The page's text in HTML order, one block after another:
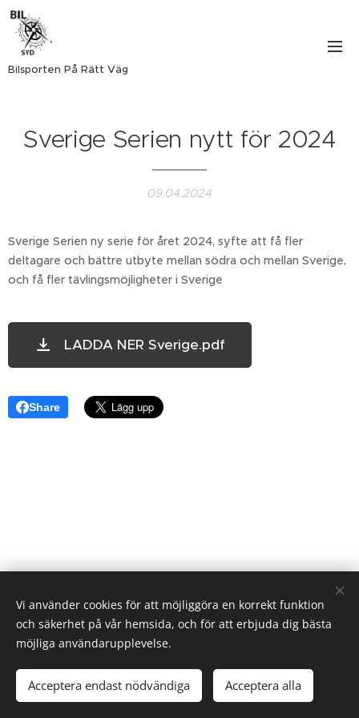
Bilsporten På Rätt Väg
Sverige Serien nytt för 2024
09.04.2024
Sverige Serien ny serie för året 2024, syfte att få fler
deltagare och bättre utbyte mellan södra och mellan Sverige,
och få fler tävlingsmöjligheter i Sverige
LADDA NER Sverige.pdf
Share
Webnode
Vi använder cookies för att möjliggöra en korrekt funktion
och säkerhet på vår hemsida, och för att erbjuda dig bästa
möjliga användarupplevelse.
Acceptera endast nödvändiga Acceptera alla